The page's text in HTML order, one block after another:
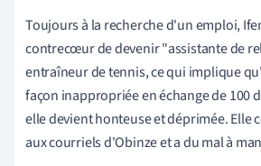
Toujours à la recherche d'un emploi,
contrecœur de devenir "assistante de
entraîneur de tennis, ce qui implique
façon inappropriée en échange de 100
elle devient honteuse et déprimée. Elle
aux courriels d'Obinze et a du mal à